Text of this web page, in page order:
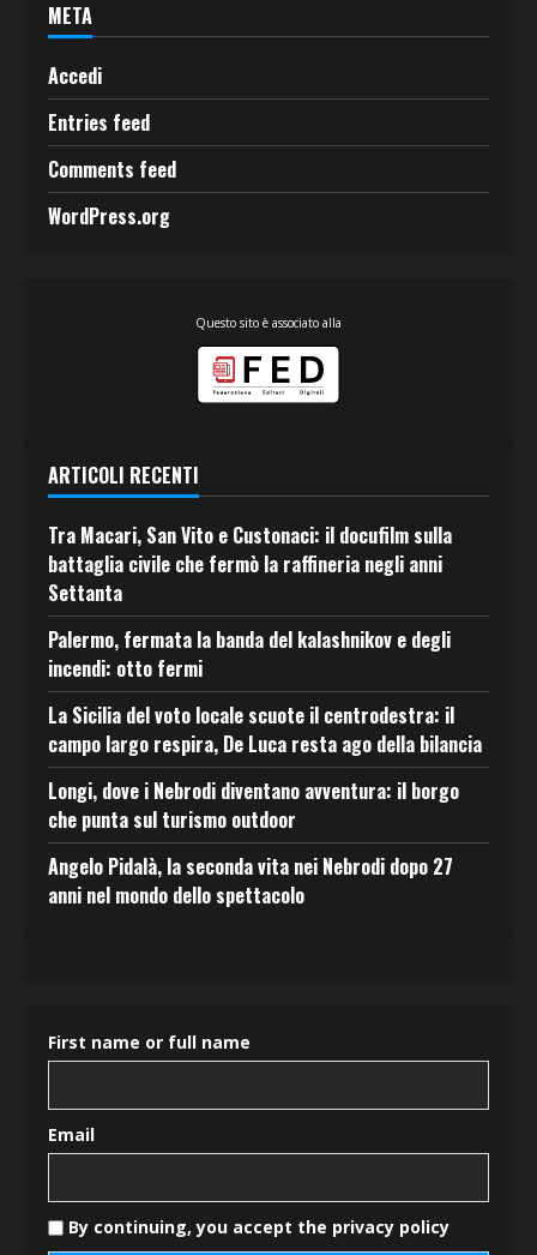
META
Accedi
Entries feed
Comments feed
WordPress.org
Questo sito è associato alla
ARTICOLI RECENTI
Tra Macari, San Vito e Custonaci: il docufilm sulla
battaglia civile che fermò la raffineria negli anni
Settanta
Palermo, fermata la banda del kalashnikov e degli
incendi: otto fermi
La Sicilia del voto locale scuote il centrodestra: il
campo largo respira, De Luca resta ago della bilancia
Longi, dove i Nebrodi diventano avventura: il borgo
che punta sul turismo outdoor
Angelo Pidalà, la seconda vita nei Nebrodi dopo 27
anni nel mondo dello spettacolo
First name or full name
Email
By continuing, you accept the privacy policy